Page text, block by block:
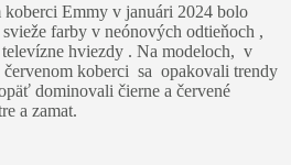
Emmy v januári 2024 bolo
farby v neónových odtieňoch ,
hviezdy . Na modeloch, v
koberci sa opakovali trendy
dominovali čierne a červené
a zamat.